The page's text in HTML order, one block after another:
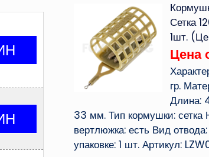
Сетка
1шт.
Цена
гр.
Длина:
33 мм. Тип кормушки: сетка
вертлюжка: есть Вид
упаковке: 1 шт. Артикул: